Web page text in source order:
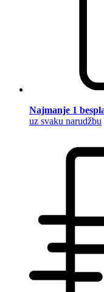
Najmanje 1
uz svaku narudžbu